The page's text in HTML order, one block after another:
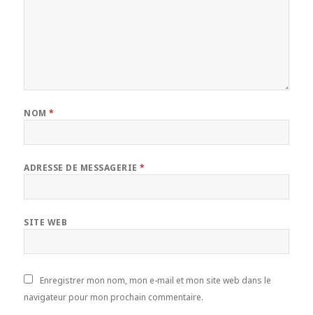
NOM*
ADRESSE DE MESSAGERIE*
SITE WEB
Enregistrer mon nom, mon e-mail et mon site web dans le
navigateur pour mon prochain commentaire.